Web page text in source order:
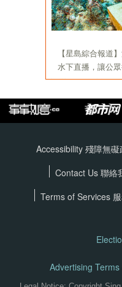
Accessibility 殘障無礙
Contact Us 聯絡
Terms of Services
Advertising